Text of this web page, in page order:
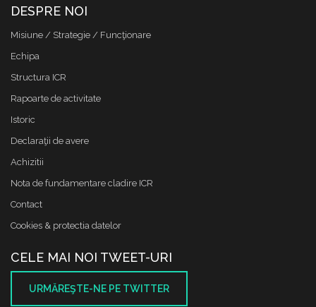
DESPRE NOI
Misiune / Strategie / Funcţionare
Echipa
Structura ICR
Rapoarte de activitate
Istoric
Declaraţii de avere
Achizitii
Nota de fundamentare cladire ICR
Contact
Cookies & protectia datelor
CELE MAI NOI TWEET-URI
URMĂREŞTE-NE PE TWITTER